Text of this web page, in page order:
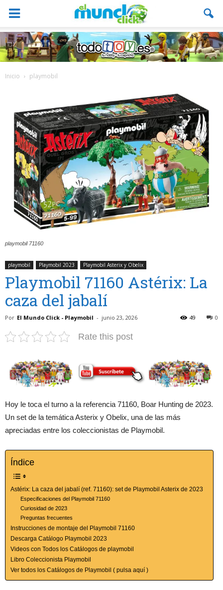
Inicio playmobil
playmobil 71160
playmobil Playmobil 2023 Playmobil Asterix y Obelix
Playmobil 71160 Astérix: La
caza del jabalí
Por El Mundo Click - Playmobil - junio 23, 2026 0
49
Rate this post
Hoy le toca el turno a la referencia 71160, Boar Hunting de 2023.
Un set de la temática Asterix y Obelix, una de las más
apreciadas entre los coleccionistas de Playmobil.
Índice
Astérix: La caza del jabalí (ref. 71160): set de Playmobil Asterix de 2023
Especificaciones del Playmobil 71160
Curiosidad de 2023
Preguntas frecuentes
Instrucciones de montaje del Playmobil 71160
Descarga Catálogo Playmobil 2023
Videos con Todos los Catálogos de playmobil
Libro Coleccionista Playmobil
Ver todos los Catálogos de Playmobil ( pulsa aquí )